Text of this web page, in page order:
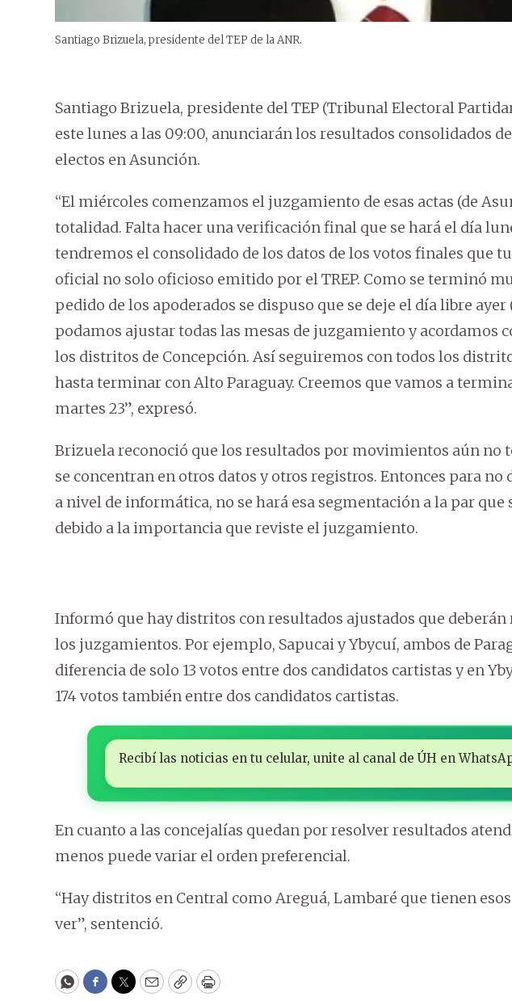
Santiago Brizuela, presidente del TEP de la ANR.
Santiago Brizuela, presidente del TEP (Tribunal Electoral
este lunes a las 09:00, anunciarán los resultados consolidados
electos en Asunción.
“El miércoles comenzamos el juzgamiento de esas actas (de
totalidad. Falta hacer una verificación final que se hará el día
tendremos el consolidado de los datos de los votos finales que
oficial no solo oficioso emitido por el TREP. Como se terminó
pedido de los apoderados se dispuso que se deje el día libre
podamos ajustar todas las mesas de juzgamiento y acordamos
los distritos de Concepción. Así seguiremos con todos los
hasta terminar con Alto Paraguay. Creemos que vamos a
martes 23”, expresó.
Brizuela reconoció que los resultados por movimientos aún no
se concentran en otros datos y otros registros. Entonces para
a nivel de informática, no se hará esa segmentación a la par
debido a la importancia que reviste el juzgamiento.
Informó que hay distritos con resultados ajustados que
los juzgamientos. Por ejemplo, Sapucai y Ybycuí, ambos de
diferencia de solo 13 votos entre dos candidatos cartistas y en
174 votos también entre dos candidatos cartistas.
Recibí las noticias en tu celular, unite al canal de ÚH en
En cuanto a las concejalías quedan por resolver resultados
menos puede variar el orden preferencial.
“Hay distritos en Central como Areguá, Lambaré que tienen
ver”, sentenció.
WhatsApp
Facebook
Twitter
EmailCopyPrint